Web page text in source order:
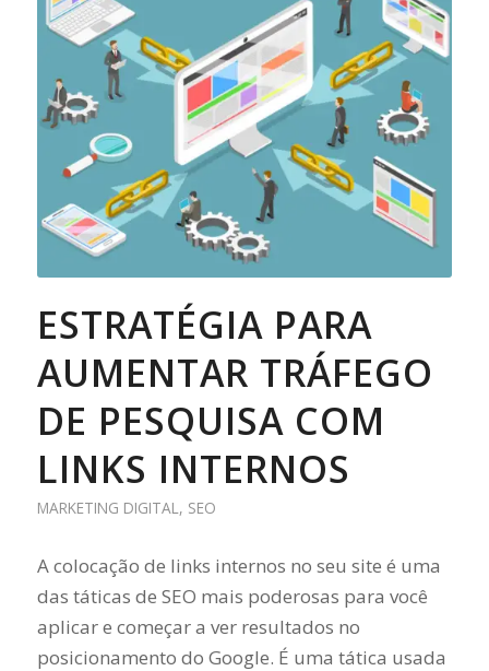
ESTRATÉGIA PARA
AUMENTAR TRÁFEGO
DE PESQUISA COM
LINKS INTERNOS
MARKETING DIGITAL , SEO
A colocação de links internos no seu site é uma
das táticas de SEO mais poderosas para você
aplicar e começar a ver resultados no
posicionamento do Google. É uma tática usada